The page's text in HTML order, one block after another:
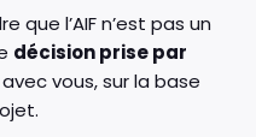
que l’AIF n’est pas un
décision prise par
vous, sur la base